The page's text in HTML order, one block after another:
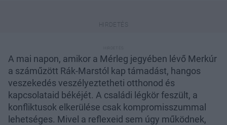
A mai napon, amikor a Mérleg jegyében lévő Merkúr
a száműzött Rák-Marstól kap támadást, hangos
veszekedés veszélyeztetheti otthonod és
kapcsolataid békéjét. A családi légkör feszült, a
konfliktusok elkerülése csak kompromisszummal
lehetséges. Mivel a reflexeid sem úgy működnek,